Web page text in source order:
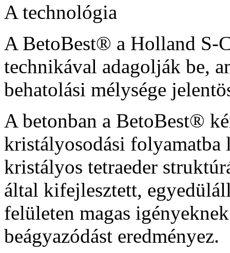
A technológia
A BetoBest® a Holland S-
technikával adagolják be,
behatolási mélysége
A betonban a BetoBest®
kristályosodási folyamatba
kristályos tetraeder
által kifejlesztett,
felületen magas
beágyazódást eredményez.